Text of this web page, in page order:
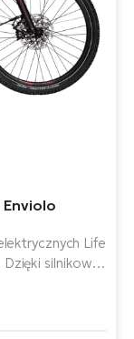
Enviolo
Life
silnikowi
niezrównaną